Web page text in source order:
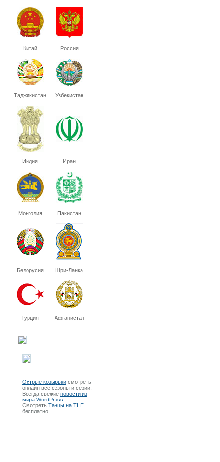
Китай Россия
Таджикистан Узбекистан
Индия Иран
Монголия Пакистан
Белорусия Шри-Ланка
Турция Афганистан
Острые козырьки смотреть
онлайн все сезоны и серии.
Всегда свежие новости из
мира WordPress
Смотреть Танцы на ТНТ
бесплатно